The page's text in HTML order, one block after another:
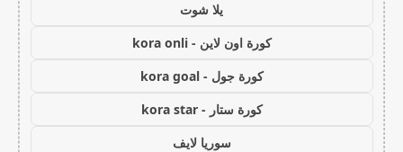
يلا شوت
كورة اون لاين - kora onli
كورة جول - kora goal
كورة ستار - kora star
سوريا لايف